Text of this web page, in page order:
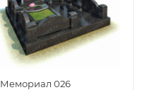
Мемориал 026